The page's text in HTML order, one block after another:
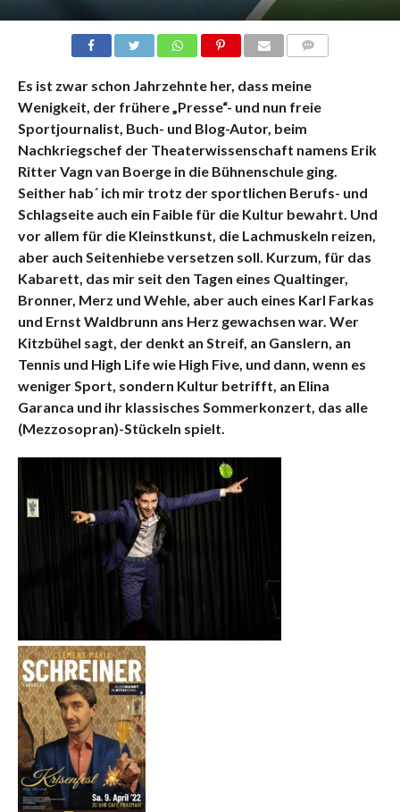
Es ist zwar schon Jahrzehnte her, dass meine
Wenigkeit, der frühere „Presse“- und nun freie
Sportjournalist, Buch- und Blog-Autor, beim
Nachkriegschef der Theaterwissenschaft namens Erik
Ritter Vagn van Boerge in die Bühnenschule ging.
Seither hab´ ich mir trotz der sportlichen Berufs- und
Schlagseite auch ein Faible für die Kultur bewahrt. Und
vor allem für die Kleinstkunst, die Lachmuskeln reizen,
aber auch Seitenhiebe versetzen soll. Kurzum, für das
Kabarett, das mir seit den Tagen eines Qualtinger,
Bronner, Merz und Wehle, aber auch eines Karl Farkas
und Ernst Waldbrunn ans Herz gewachsen war. Wer
Kitzbühel sagt, der denkt an Streif, an Ganslern, an
Tennis und High Life wie High Five, und dann, wenn es
weniger Sport, sondern Kultur betrifft, an Elina
Garanca und ihr klassisches Sommerkonzert, das alle
(Mezzosopran)-Stückeln spielt.